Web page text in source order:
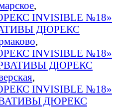
,
INVISIBLE №18»
ДЮРЕКС
,
INVISIBLE №18»
ДЮРЕКС
,
INVISIBLE №18»
ДЮРЕКС